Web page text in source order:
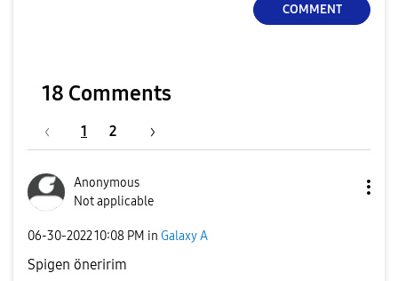
COMMENT
18 Comments
1 2
Anonymous
Not applicable
‎06-30-202210:08 PM in Galaxy A
Spigen öneririm